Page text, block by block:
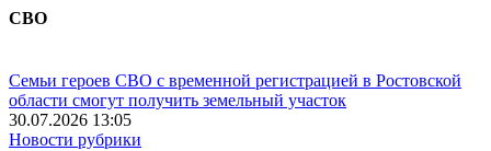
СВО
Семьи героев СВО с временной регистрацией в Ростовской
области смогут получить земельный участок
30.07.2026 13:05
Новости рубрики